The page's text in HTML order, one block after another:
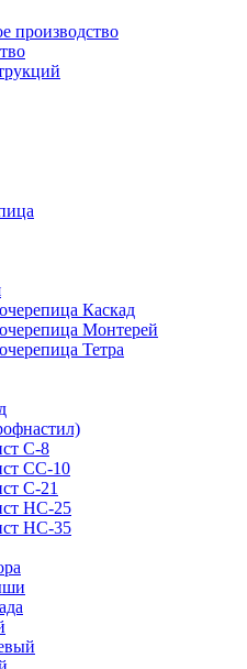
производство
Каскад
Монтерей
Тетра
С-8
СС-10
C-21
НС-25
НС-35